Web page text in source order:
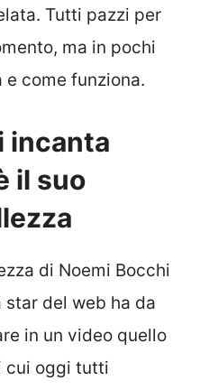
Tutti pazzi per
ma in pochi
come funziona.
incanta
il suo
di Noemi Bocchi
del web ha da
in un video quello
cui oggi tutti